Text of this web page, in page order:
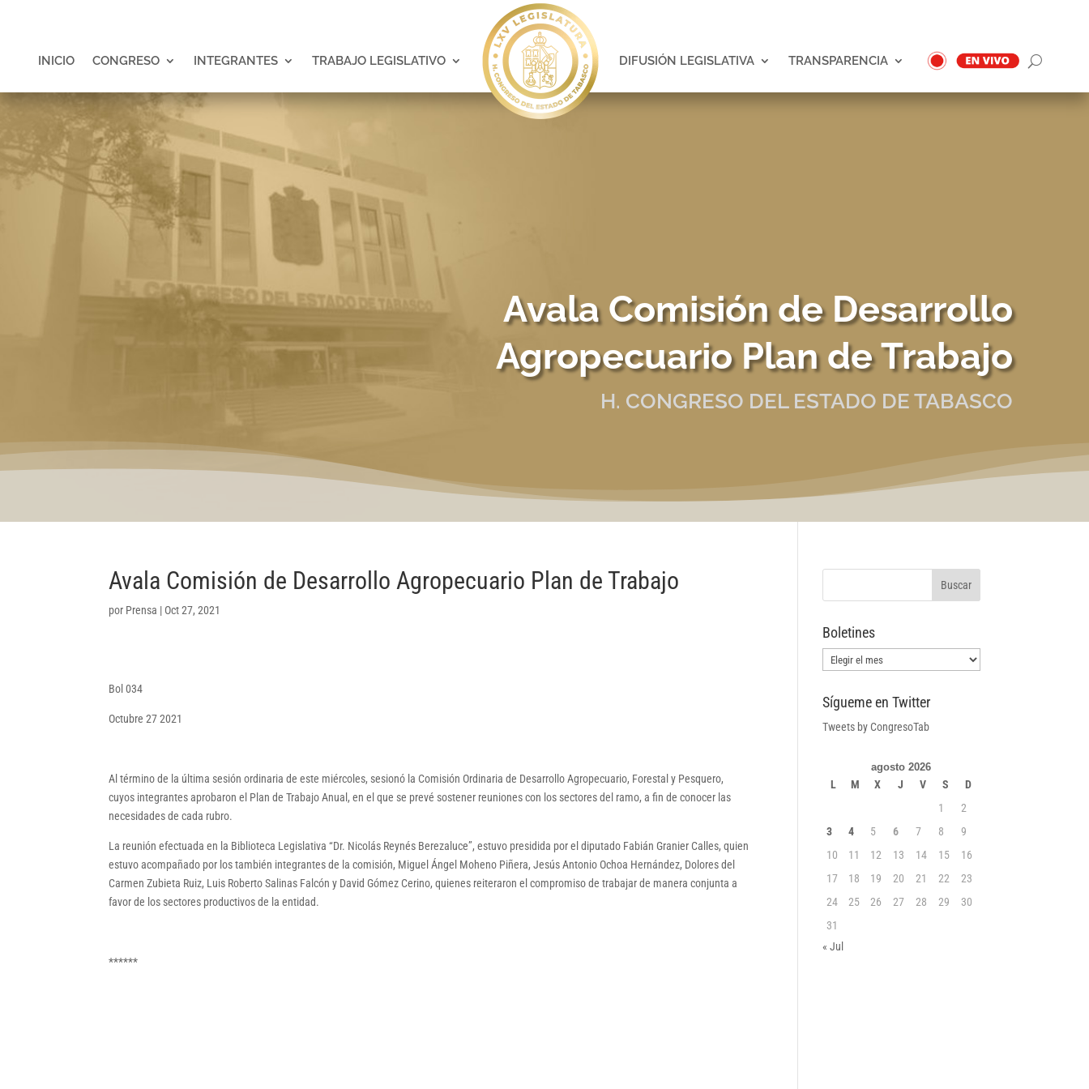
INICIO CONGRESO INTEGRANTES TRABAJO LEGISLATIVO DIFUSIÓN LEGISLATIVA TRANSPARENCIA
Avala Comisión de Desarrollo
Agropecuario Plan de Trabajo
H. CONGRESO DEL ESTADO DE TABASCO
Avala Comisión de Desarrollo Agropecuario Plan de Trabajo
por Prensa | Oct 27, 2021
Bol 034
Octubre 27 2021
Al término de la última sesión ordinaria de este miércoles, sesionó la Comisión Ordinaria de Desarrollo Agropecuario, Forestal y Pesquero,
cuyos integrantes aprobaron el Plan de Trabajo Anual, en el que se prevé sostener reuniones con los sectores del ramo, a fin de conocer las
necesidades de cada rubro.
La reunión efectuada en la Biblioteca Legislativa “Dr. Nicolás Reynés Berezaluce”, estuvo presidida por el diputado Fabián Granier Calles, quien
estuvo acompañado por los también integrantes de la comisión, Miguel Ángel Moheno Piñera, Jesús Antonio Ochoa Hernández, Dolores del
Carmen Zubieta Ruiz, Luis Roberto Salinas Falcón y David Gómez Cerino, quienes reiteraron el compromiso de trabajar de manera conjunta a
favor de los sectores productivos de la entidad.
******
Boletines
Boletines
Sígueme en Twitter
Tweets by CongresoTab
agosto 2026
L M X J V S
D
1
2
3
4 5 6 7 8
9
10
11 12 13 14 15
16
17
18 19 20 21 22
23
24
25 26 27 28 29
30
31
« Jul